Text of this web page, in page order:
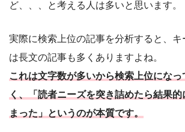
ど、、、と考える人は多いと思います。
実際に検索上位の記事を分析すると、キ
は長文の記事も多くありますよね。
これは文字数が多いから検索上位にな
く、「読者ニーズを突き詰めたら結果
まった」というのが本質です。